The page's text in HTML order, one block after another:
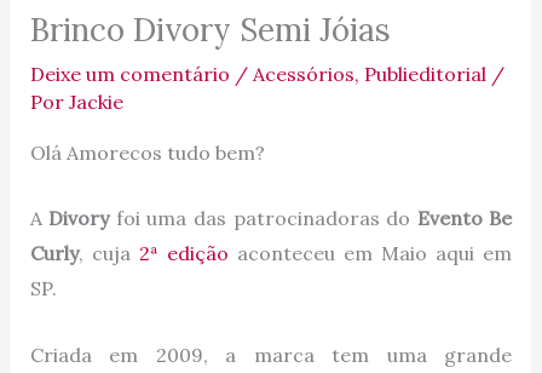
Brinco Divory Semi Jóias
Deixe um comentário / Acessórios, Publieditorial /
Por Jackie
Olá Amorecos tudo bem?
A Divoryfoi uma das patrocinadoras do Evento Be
Curly, cuja 2ª edição aconteceu em Maio aqui em
SP.
Criada em 2009, a marca tem uma grande